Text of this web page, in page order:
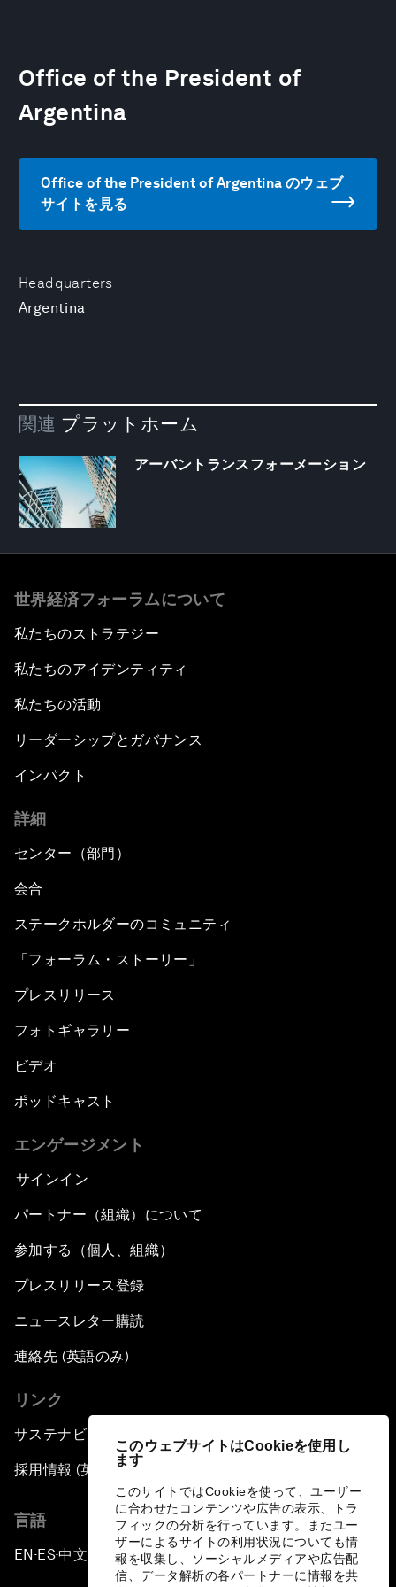
このウェブサイトはCookieを使用し
ます
このサイトではCookieを使って、ユーザー
に合わせたコンテンツや広告の表示、トラ
フィックの分析を行っています。またユー
ザーによるサイトの利用状況についても情
報を収集し、ソーシャルメディアや広告配
信、データ解析の各パートナーに情報を共
Headquarters
Argentina
Office of the President of
Argentina
Office of the President of Argentina のウェブ
サイトを見る
関連 プラットホーム
アーバントランスフォーメーション
世界経済フォーラムについて
私たちのストラテジー
私たちのアイデンティティ
私たちの活動
リーダーシップとガバナンス
インパクト
詳細
センター（部門）
会合
ステークホルダーのコミュニティ
「フォーラム・ストーリー」
プレスリリース
フォトギャラリー
ビデオ
ポッドキャスト
エンゲージメント
サインイン
パートナー（組織）について
参加する（個人、組織）
プレスリリース登録
ニュースレター購読
連絡先 (英語のみ)
リンク
サステナビリティへの取り組み
採用情報 (英語のみ)
言語
EN ▪ES▪中文▪ 日本語